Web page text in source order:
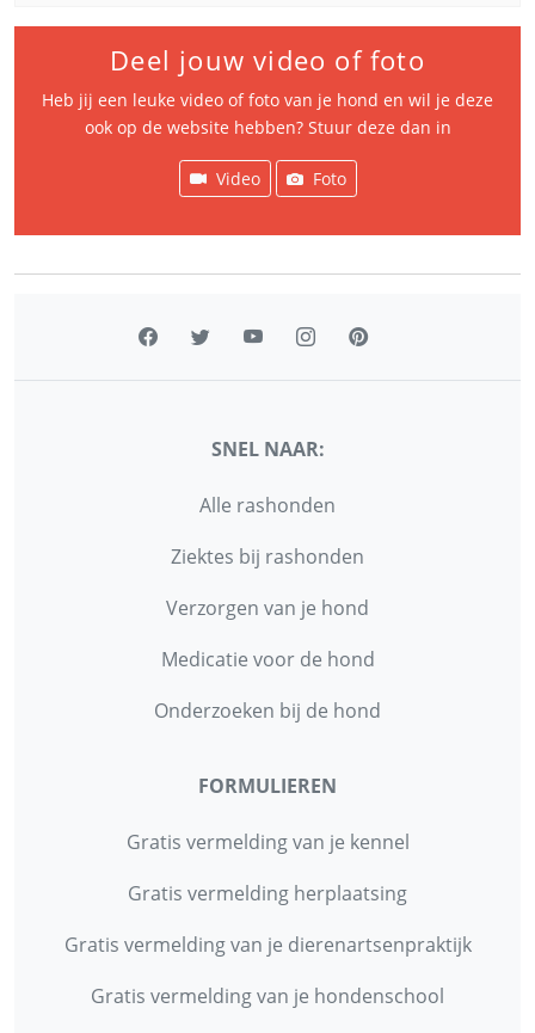
Deel jouw video of foto
Heb jij een leuke video of foto van je hond en wil je deze
ook op de website hebben? Stuur deze dan in
Video Foto
SNEL NAAR:
Alle rashonden
Ziektes bij rashonden
Verzorgen van je hond
Medicatie voor de hond
Onderzoeken bij de hond
FORMULIEREN
Gratis vermelding van je kennel
Gratis vermelding herplaatsing
Gratis vermelding van je dierenartsenpraktijk
Gratis vermelding van je hondenschool